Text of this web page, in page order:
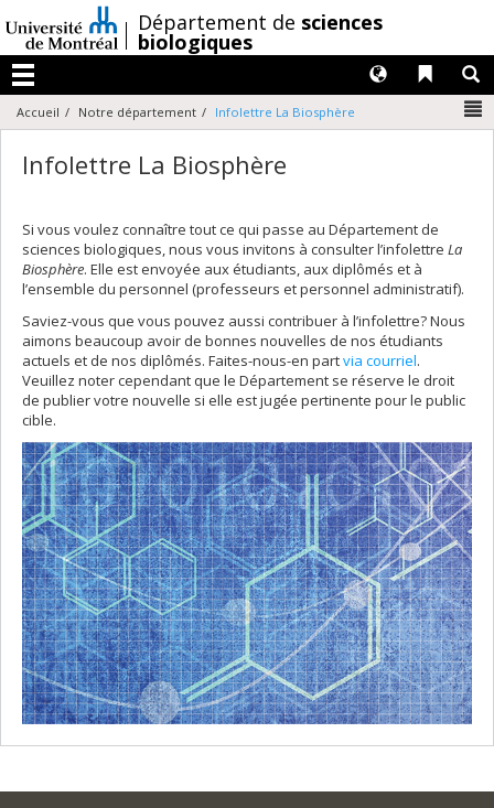
au
contenu
/Département de sciences
biologiques
Menu
Liens
Langues
Accueil Notre département Infolettre La Biosphère
Infolettre La Biosphère
Si vous voulez connaître tout ce qui passe au Département de
sciences biologiques, nous vous invitons à consulter l’infolettre La
Biosphère. Elle est envoyée aux étudiants, aux diplômés et à
l’ensemble du personnel (professeurs et personnel administratif).
Saviez-vous que vous pouvez aussi contribuer à l’infolettre? Nous
aimons beaucoup avoir de bonnes nouvelles de nos étudiants
actuels et de nos diplômés. Faites-nous-en partvia courriel.
Veuillez noter cependant que le Département se réserve le droit
de publier votre nouvelle si elle est jugée pertinente pour le public
cible.